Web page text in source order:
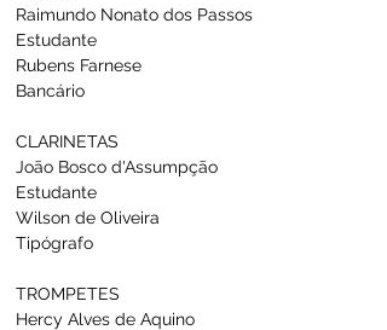
Raimundo Nonato dos Passos
Estudante
Rubens Farnese
Bancário
CLARINETAS
João Bosco d'Assumpção
Estudante
Wilson de Oliveira
Tipógrafo
TROMPETES
Hercy Alves de Aquino